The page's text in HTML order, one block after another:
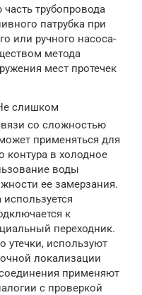
трубопровода
патрубка при
или ручного насоса-
метода
мест протечек
слишком
со сложностью
применяться для
контура в холодное
воды
ее замерзания.
к
переходник.
утечки, используют
локализации
применяют
с проверкой